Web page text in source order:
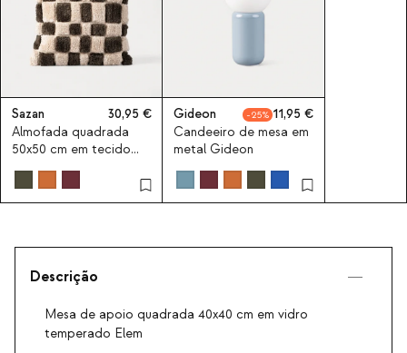
Sazan
30,95
Almofada quadrada
50x50 cm em tecido
Sazan
Gideon 25
11,95
Candeeiro de mesa em
metal Gideon
Descrição
Mesa de apoio quadrada 40x40 cm em vidro
temperado Elem